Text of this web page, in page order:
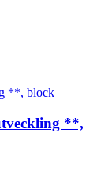
**,